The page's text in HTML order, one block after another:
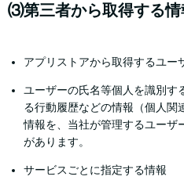
⑶第三者から取得する情
アプリストアから取得するユー
ユーザーの氏名等個人を識別す
る行動履歴などの情報（個人
情報を、当社が管理するユーザ
があります。
サービスごとに指定する情報